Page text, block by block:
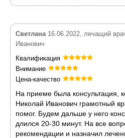
Светлана16.06.2022, лечащий
Иванович
Квалификация
Внимание
Цена-качество
На приеме была консультация,
Николай Иванович грамотный
помог. Будем дальше у него
длился 20-30 минут. На все
рекомендации и назначил